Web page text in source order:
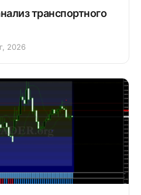
транспортного
2026